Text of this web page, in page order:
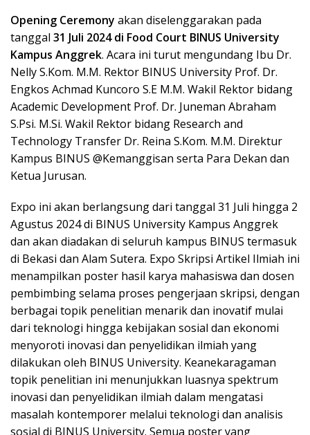
Opening Ceremony akan diselenggarakan pada
tanggal 31 Juli 2024 di Food Court BINUS University
Kampus Anggrek. Acara ini turut mengundang Ibu Dr.
Nelly S.Kom. M.M. Rektor BINUS University Prof. Dr.
Engkos Achmad Kuncoro S.E M.M. Wakil Rektor bidang
Academic Development Prof. Dr. Juneman Abraham
S.Psi. M.Si. Wakil Rektor bidang Research and
Technology Transfer Dr. Reina S.Kom. M.M. Direktur
Kampus BINUS @Kemanggisan serta Para Dekan dan
Ketua Jurusan.
Expo ini akan berlangsung dari tanggal 31 Juli hingga 2
Agustus 2024 di BINUS University Kampus Anggrek
dan akan diadakan di seluruh kampus BINUS termasuk
di Bekasi dan Alam Sutera. Expo Skripsi Artikel Ilmiah ini
menampilkan poster hasil karya mahasiswa dan dosen
pembimbing selama proses pengerjaan skripsi, dengan
berbagai topik penelitian menarik dan inovatif mulai
dari teknologi hingga kebijakan sosial dan ekonomi
menyoroti inovasi dan penyelidikan ilmiah yang
dilakukan oleh BINUS University. Keanekaragaman
topik penelitian ini menunjukkan luasnya spektrum
inovasi dan penyelidikan ilmiah dalam mengatasi
masalah kontemporer melalui teknologi dan analisis
sosial di BINUS University. Semua poster yang